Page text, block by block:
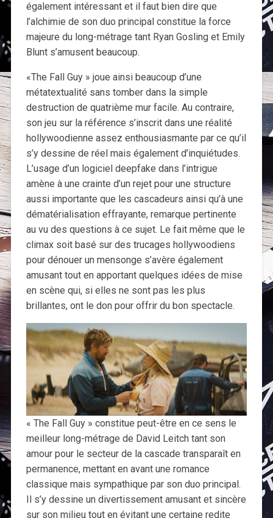
également intéressant et il faut bien dire que
l’alchimie de son duo principal constitue la force
majeure du long-métrage tant Ryan Gosling et Emily
Blunt s’amusent beaucoup.
«The Fall Guy » joue ainsi beaucoup d’une
métatextualité sans tomber dans la simple
destruction de quatrième mur facile. Au contraire,
son jeu sur la référence s’inscrit dans une réalité
hollywoodienne assez enthousiasmante par ce qu’il
s’y dessine de réel mais également d’inquiétudes.
L’usage d’un logiciel deepfake dans l’intrigue
amène à une crainte d’un rejet pour une structure
aussi importante que les cascadeurs ainsi qu’à une
dématérialisation effrayante, remarque pertinente
au vu des questions à ce sujet. Le fait même que le
climax soit basé sur des trucages hollywoodiens
pour dénouer un mensonge s’avère également
amusant tout en apportant quelques idées de mise
en scène qui, si elles ne sont pas les plus
brillantes, ont le don pour offrir du bon spectacle.
« The Fall Guy » constitue peut-être en ce sens le
meilleur long-métrage de David Leitch tant son
amour pour le secteur de la cascade transparaît en
permanence, mettant en avant une romance
classique mais sympathique par son duo principal.
Il s’y dessine un divertissement amusant et sincère
sur son milieu tout en évitant une certaine redite